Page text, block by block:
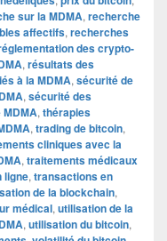
sur la MDMA, recherche
affectifs, recherches
des crypto-
, résultats des
à la MDMA, sécurité de
, sécurité des
, thérapies
, trading de bitcoin,
cliniques avec la
, traitements médicaux
ligne, transactions en
de la blockchain,
médical, utilisation de la
, utilisation du bitcoin,